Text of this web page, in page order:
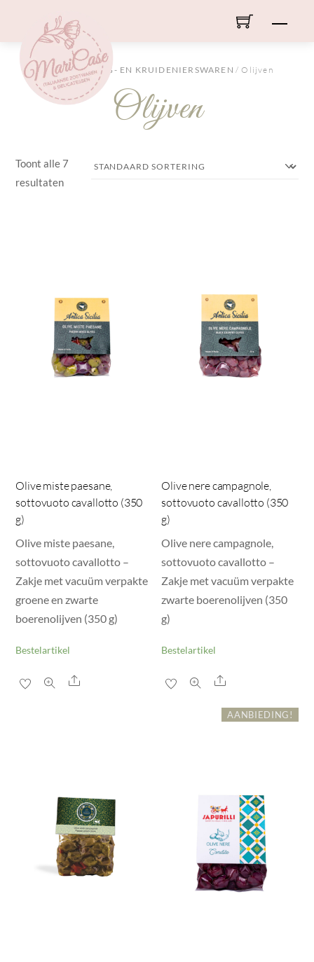
content
HOME/DROOG- EN KRUIDENIERSWAREN / Olijven
Olijven
Toont alle 7
resultaten
Olive miste paesane,
sottovuoto cavallotto (350
g)
Olive miste paesane,
sottovuoto cavallotto –
Zakje met vacuüm verpakte
groene en zwarte
boerenolijven (350 g)
Bestelartikel
Share
Olive nere campagnole,
sottovuoto cavallotto (350
g)
Olive nere campagnole,
sottovuoto cavallotto –
Zakje met vacuüm verpakte
zwarte boerenolijven (350
g)
Bestelartikel
Share
AANBIEDING!